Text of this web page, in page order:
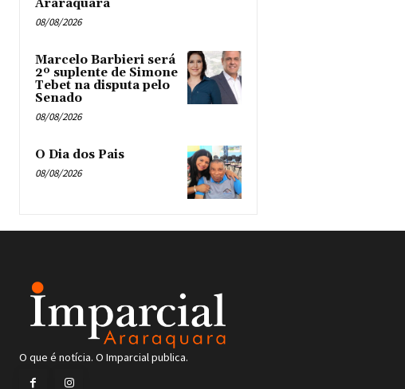
Araraquara
08/08/2026
Marcelo Barbieri será
2º suplente de Simone
Tebet na disputa pelo
Senado
08/08/2026
O Dia dos Pais
08/08/2026
O que é notícia. O Imparcial publica.